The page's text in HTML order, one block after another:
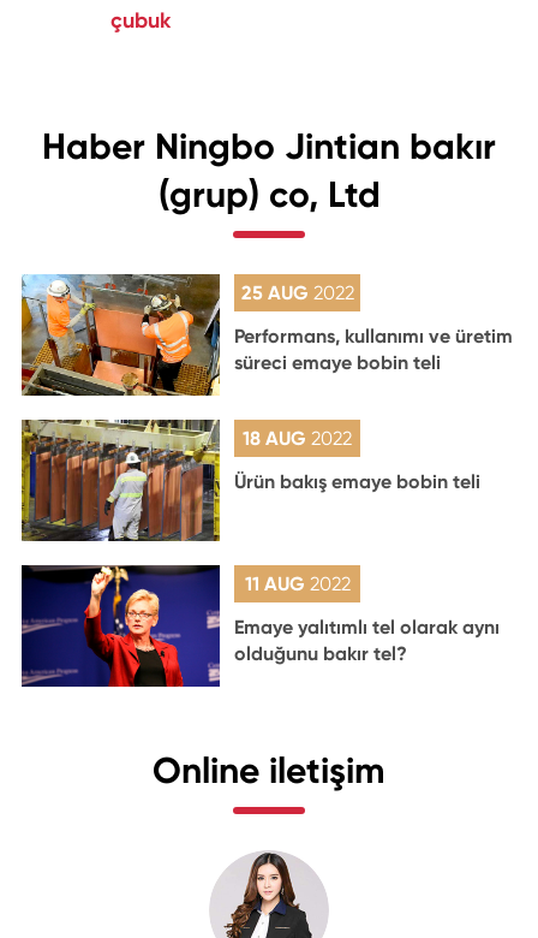
çubuk
Haber Ningbo Jintian bakır
(grup) co, Ltd
25 AUG 2022
Performans, kullanımı ve üretim
süreci emaye bobin teli
18 AUG2022
Ürün bakış emaye bobin teli
11 AUG 2022
Emaye yalıtımlı tel olarak aynı
olduğunu bakır tel?
Online iletişim